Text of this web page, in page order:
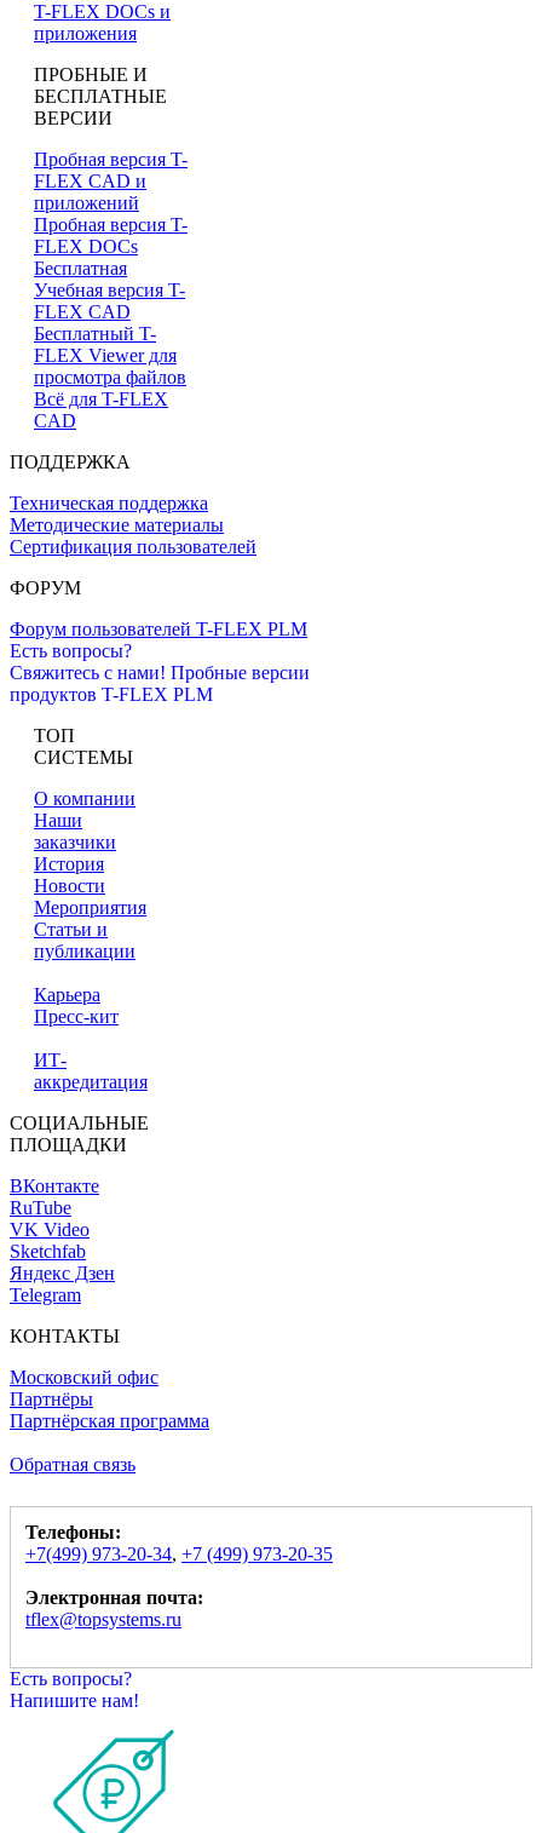
T-FLEX DOCs и
приложения
ПРОБНЫЕ И
БЕСПЛАТНЫЕ
ВЕРСИИ
Пробная версия T-
FLEX CAD и
приложений
Пробная версия T-
FLEX DOCs
Бесплатная
Учебная версия T-
FLEX CAD
Бесплатный T-
FLEX Viewer для
просмотра файлов
Всё для T-FLEX
CAD
ПОДДЕРЖКА
Техническая поддержка
Методические материалы
Сертификация пользователей
ФОРУМ
Форум пользователей T-FLEX PLM
Есть вопросы?
Свяжитесь с нами! Пробные версии
продуктов T-FLEX PLM
ТОП
СИСТЕМЫ
О компании
Наши
заказчики
История
Новости
Мероприятия
Статьи и
публикации
Карьера
Пресс-кит
ИТ-
аккредитация
СОЦИАЛЬНЫЕ
ПЛОЩАДКИ
ВКонтакте
RuTube
VK Video
Sketchfab
Яндекс Дзен
Telegram
КОНТАКТЫ
Московский офис
Партнёры
Партнёрская программа
Обратная связь
Телефоны:
+7(499) 973-20-34, +7 (499) 973-20-35
Электронная почта:
tflex@topsystems.ru
Есть вопросы?
Напишите нам!